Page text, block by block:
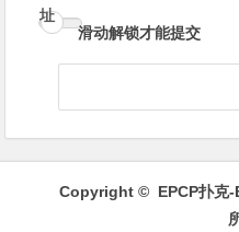
址
滑动解锁才能提交
Copyright © EPCP扑克